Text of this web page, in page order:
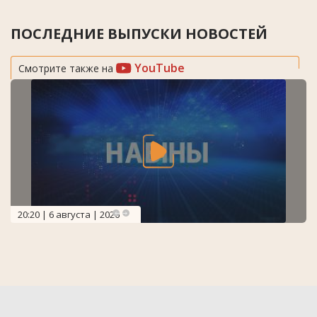
ПОСЛЕДНИЕ ВЫПУСКИ НОВОСТЕЙ
Смотрите также на YouTube
20:20 | 6 августа | 2026